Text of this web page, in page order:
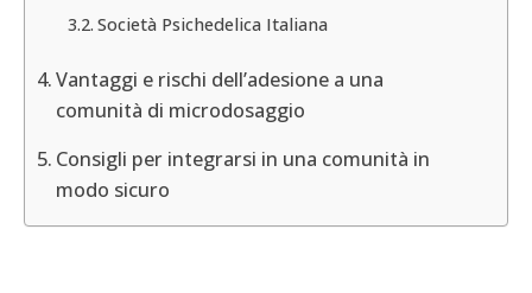
Società Psichedelica Italiana
Vantaggi e rischi dell’adesione a una
comunità di microdosaggio
Consigli per integrarsi in una comunità in
modo sicuro